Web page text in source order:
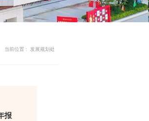
当前位置 : 发展规划处
报